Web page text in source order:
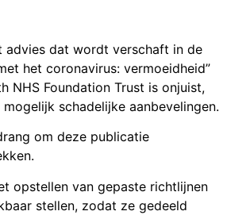
advies dat wordt verschaft in de
het coronavirus: vermoeidheid”
NHS Foundation Trust is onjuist,
schadelijke aanbevelingen.
om deze publicatie
opstellen van gepaste richtlijnen
stellen, zodat ze gedeeld